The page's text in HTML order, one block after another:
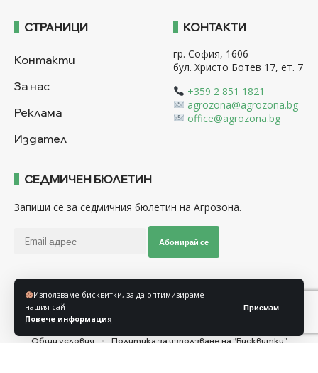
Използваме бисквитки, за да оптимизираме
нашия сайт.
Повече информация
Приемам
СТРАНИЦИ
Контакти
За нас
Реклама
Издател
КОНТАКТИ
гр. София, 1606
бул. Христо Ботев 17, ет. 7
+359 2 851 1821
agrozona@agrozona.bg
office@agrozona.bg
СЕДМИЧЕН БЮЛЕТИН
Запиши се за седмичния бюлетин на Агрозона.
Абонирай се
Последвайте ни
Общи условия
Политика за използване на “Бисквитки”